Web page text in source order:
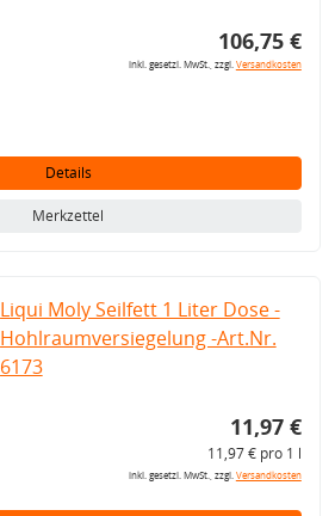
106,75 €
inkl. gesetzl. MwSt., zzgl.Versandkosten
Details
Merkzettel
Liqui Moly Seilfett 1 Liter Dose -
Hohlraumversiegelung -Art.Nr.
6173
11,97 €
11,97 € pro 1 l
inkl. gesetzl. MwSt., zzgl.Versandkosten